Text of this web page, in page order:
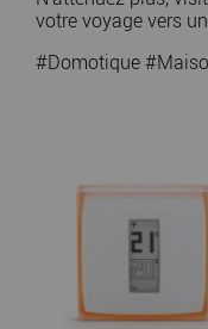
votre voyage vers
#Domotique